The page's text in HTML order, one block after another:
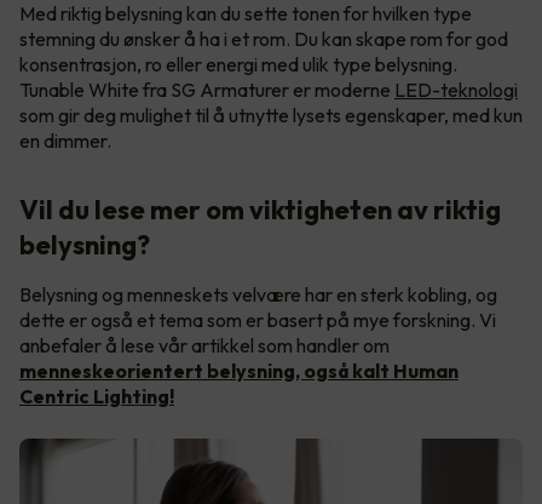
Med riktig belysning kan du sette tonen for hvilken type
stemning du ønsker å ha i et rom. Du kan skape rom for god
konsentrasjon, ro eller energi med ulik type belysning.
Tunable White fra SG Armaturer er moderne LED-teknologi
som gir deg mulighet til å utnytte lysets egenskaper, med kun
en dimmer.
Vil du lese mer om viktigheten av riktig
belysning?
Belysning og menneskets velvære har en sterk kobling, og
dette er også et tema som er basert på mye forskning. Vi
anbefaler å lese vår artikkel som handler om
menneskeorientert belysning, også kalt Human
Centric Lighting!